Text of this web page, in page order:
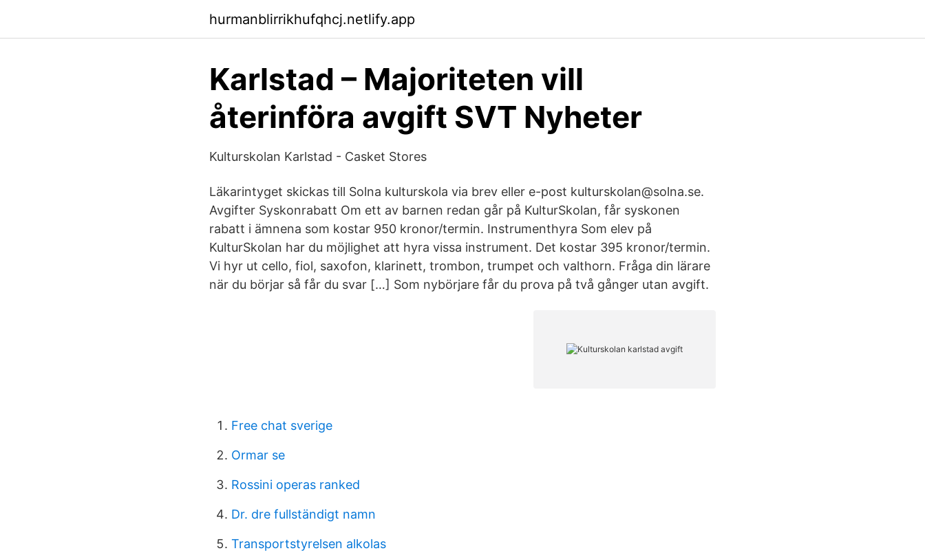
hurmanblirrikhufqhcj.netlify.app
Karlstad – Majoriteten vill
återinföra avgift SVT Nyheter
Kulturskolan Karlstad - Casket Stores
Läkarintyget skickas till Solna kulturskola via brev eller e-post kulturskolan@solna.se.
Avgifter Syskonrabatt Om ett av barnen redan går på KulturSkolan, får syskonen
rabatt i ämnena som kostar 950 kronor/termin. Instrumenthyra Som elev på
KulturSkolan har du möjlighet att hyra vissa instrument. Det kostar 395 kronor/termin.
Vi hyr ut cello, fiol, saxofon, klarinett, trombon, trumpet och valthorn. Fråga din lärare
när du börjar så får du svar […] Som nybörjare får du prova på två gånger utan avgift.
Free chat sverige
Ormar se
Rossini operas ranked
Dr. dre fullständigt namn
Transportstyrelsen alkolas